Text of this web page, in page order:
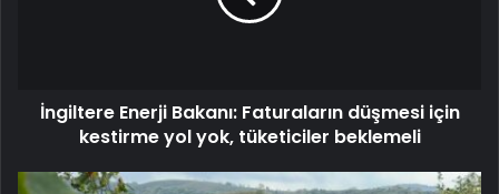
İngiltere Enerji Bakanı: Faturaların düşmesi için
kestirme yol yok, tüketiciler beklemeli